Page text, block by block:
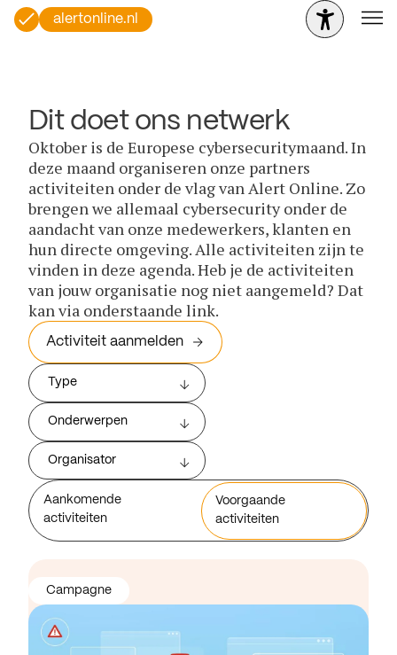
alertonline.nl
Dit doet ons netwerk
Oktober is de Europese cybersecuritymaand. In
deze maand organiseren onze partners
activiteiten onder de vlag van Alert Online. Zo
brengen we allemaal cybersecurity onder de
aandacht van onze medewerkers, klanten en
hun directe omgeving. Alle activiteiten zijn te
vinden in deze agenda. Heb je de activiteiten
van jouw organisatie nog niet aangemeld? Dat
kan via onderstaande link.
Activiteit aanmelden
Type
Onderwerpen
Organisator
Aankomende
activiteiten
Voorgaande
activiteiten
Campagne